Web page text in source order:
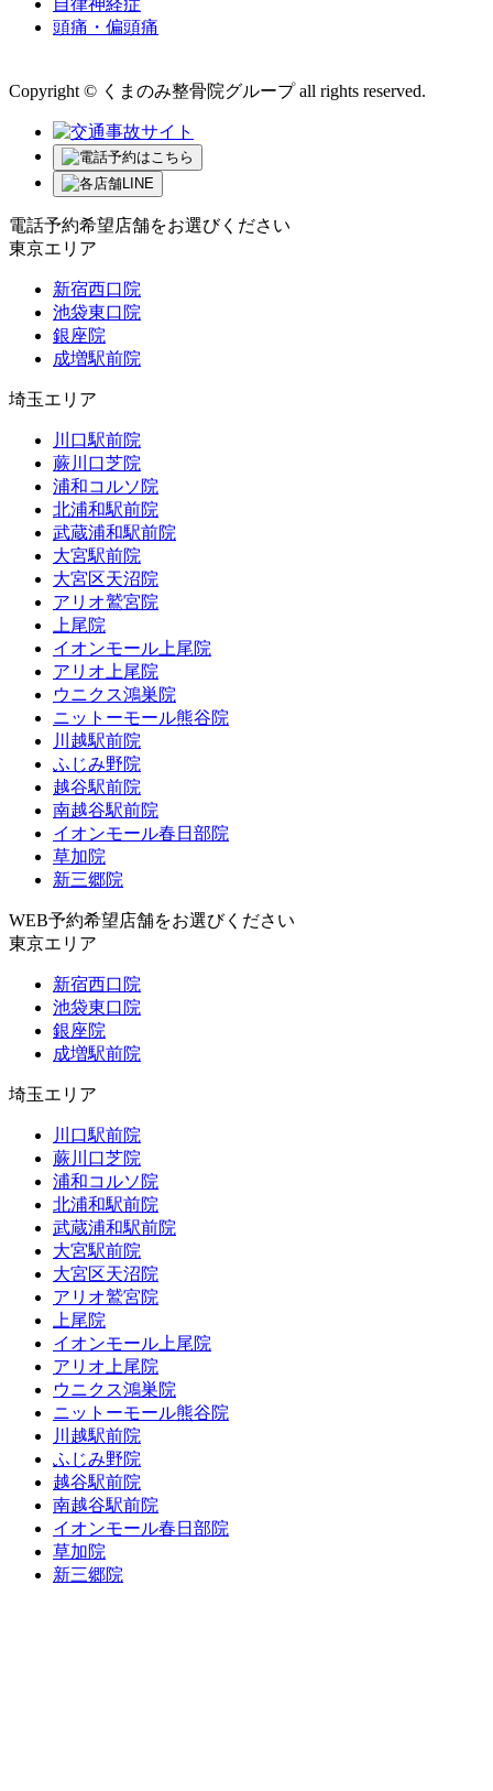
自律神経症
頭痛・偏頭痛
Copyright © くまのみ整骨院グループ all rights reserved.
電話予約希望店舗をお選びください
東京エリア
新宿西口院
池袋東口院
銀座院
成増駅前院
埼玉エリア
川口駅前院
蕨川口芝院
浦和コルソ院
北浦和駅前院
武蔵浦和駅前院
大宮駅前院
大宮区天沼院
アリオ鷲宮院
上尾院
イオンモール上尾院
アリオ上尾院
ウニクス鴻巣院
ニットーモール熊谷院
川越駅前院
ふじみ野院
越谷駅前院
南越谷駅前院
イオンモール春日部院
草加院
新三郷院
WEB予約希望店舗をお選びください
東京エリア
新宿西口院
池袋東口院
銀座院
成増駅前院
埼玉エリア
川口駅前院
蕨川口芝院
浦和コルソ院
北浦和駅前院
武蔵浦和駅前院
大宮駅前院
大宮区天沼院
アリオ鷲宮院
上尾院
イオンモール上尾院
アリオ上尾院
ウニクス鴻巣院
ニットーモール熊谷院
川越駅前院
ふじみ野院
越谷駅前院
南越谷駅前院
イオンモール春日部院
草加院
新三郷院